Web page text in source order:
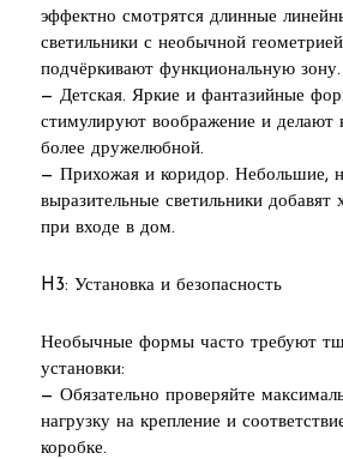
эффектно смотрятся длинные
светильники с необычной
подчёркивают функциональную зону.
— Детская. Яркие и фантазийные
стимулируют воображение и делают
более дружелюбной.
— Прихожая и коридор. Небольшие,
выразительные светильники добавят
при входе в дом.
H3: Установка и безопасность
Необычные формы часто требуют
установки:
— Обязательно проверяйте
нагрузку на крепление и
коробке.